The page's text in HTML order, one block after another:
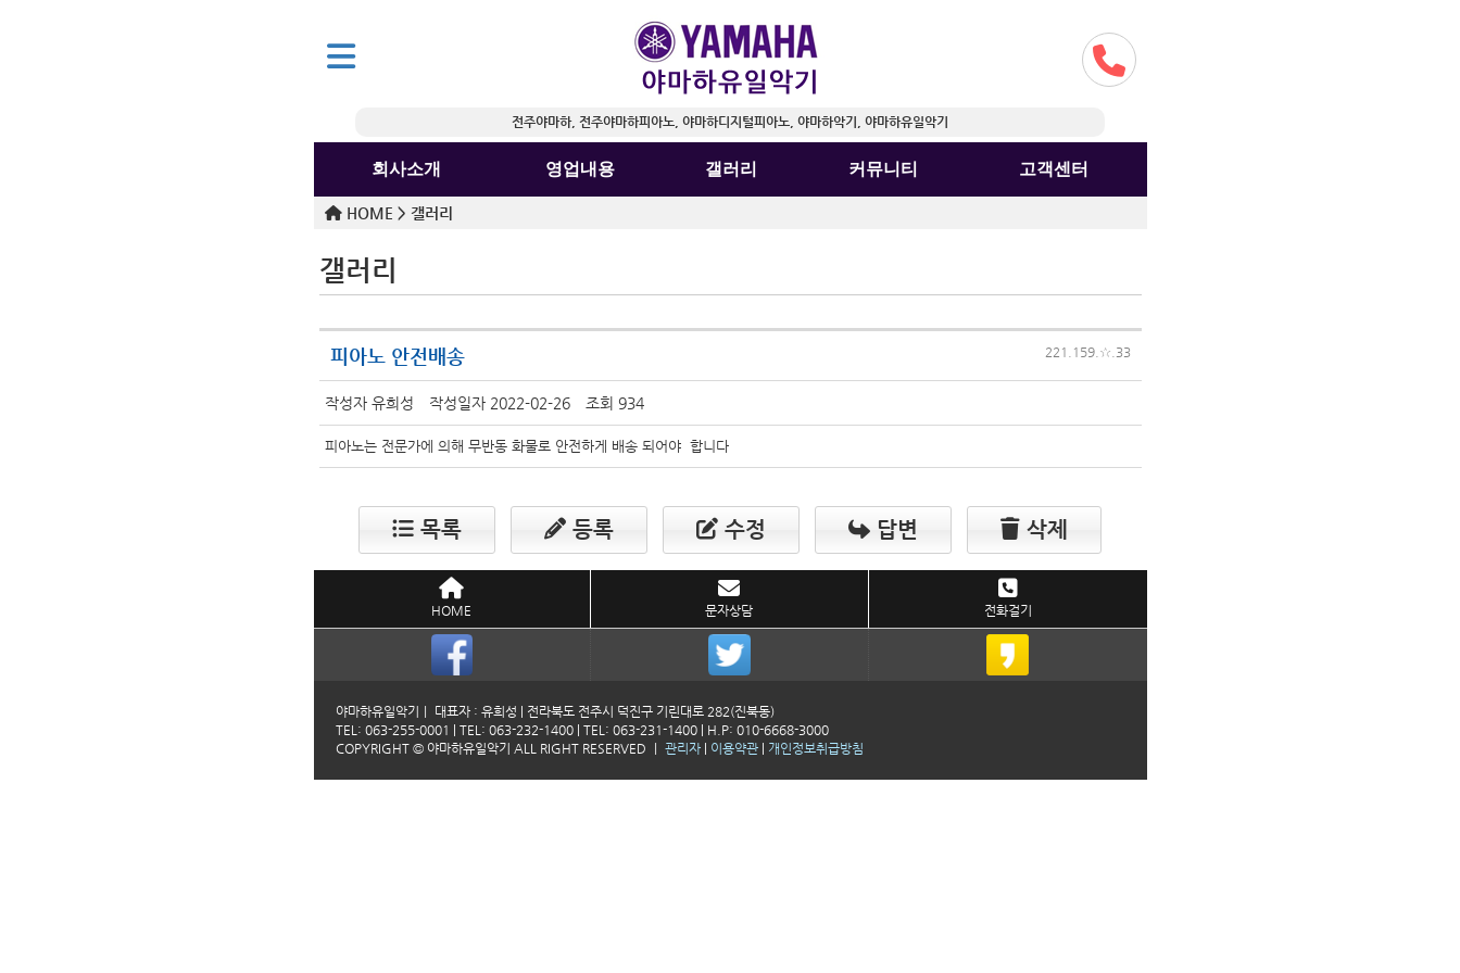
전주야마하, 전주야마하피아노, 야마하디지털피아노, 야마하악기, 야마하유일악기
회사소개 영업내용 갤러리 커뮤니티 고객센터
HOME > 갤러리
갤러리
피아노 안전배송 221.159.☆.33
작성자 유희성 작성일자 2022-02-26 조회 934
피아노는 전문가에 의해 무반동 화물로 안전하게 배송 되어야 합니다
목록 등록 수정 답변 삭제
HOME 문자상담 전화걸기
야마하유일악기ㅣ 대표자 : 유희성 | 전라북도 전주시 덕진구 기린대로 282(진북동)
TEL: 063-255-0001 | TEL: 063-232-1400 | TEL: 063-231-1400 | H.P: 010-6668-3000
COPYRIGHT © 야마하유일악기 ALL RIGHT RESERVED ㅣ 관리자| 이용약관| 개인정보취급방침